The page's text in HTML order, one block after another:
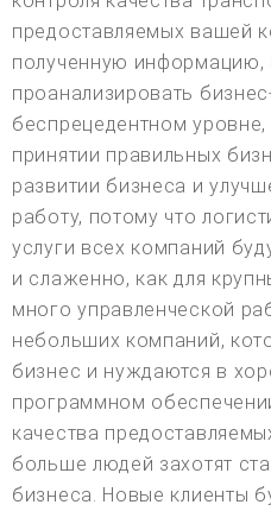
предоставляемых вашей
полученную
проанализировать
беспрецедентном
принятии правильных
развитии бизнеса и
работу, потому что
услуги всех компаний
и слаженно, как для
много управленческой
небольших компаний,
бизнес и нуждаются в
программном
качества
больше людей захотят
бизнеса. Новые клиенты